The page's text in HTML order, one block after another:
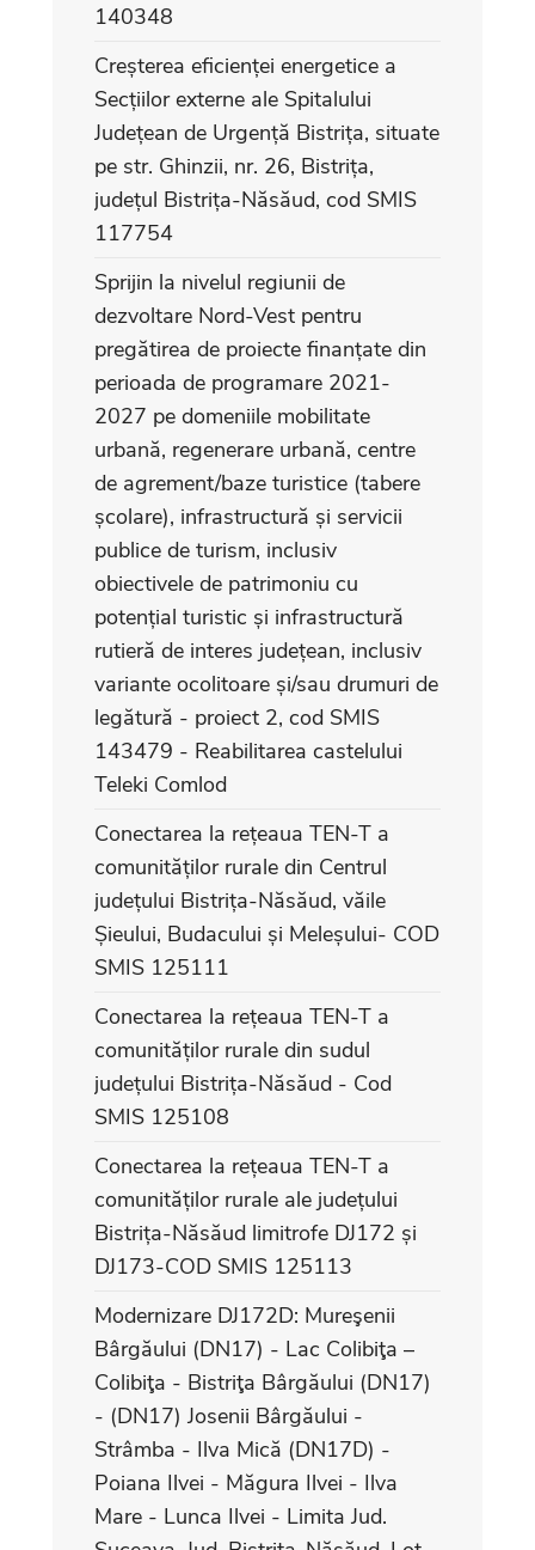
140348
Creșterea eficienței energetice a
Secțiilor externe ale Spitalului
Județean de Urgență Bistrița, situate
pe str. Ghinzii, nr. 26, Bistrița,
județul Bistrița-Năsăud, cod SMIS
117754
Sprijin la nivelul regiunii de
dezvoltare Nord-Vest pentru
pregătirea de proiecte finanțate din
perioada de programare 2021-
2027 pe domeniile mobilitate
urbană, regenerare urbană, centre
de agrement/baze turistice (tabere
școlare), infrastructură și servicii
publice de turism, inclusiv
obiectivele de patrimoniu cu
potențial turistic și infrastructură
rutieră de interes județean, inclusiv
variante ocolitoare și/sau drumuri de
legătură - proiect 2, cod SMIS
143479 - Reabilitarea castelului
Teleki Comlod
Conectarea la rețeaua TEN-T a
comunităților rurale din Centrul
județului Bistrița-Năsăud, văile
Șieului, Budacului și Meleșului- COD
SMIS 125111
Conectarea la rețeaua TEN-T a
comunităților rurale din sudul
județului Bistrița-Năsăud - Cod
SMIS 125108
Conectarea la rețeaua TEN-T a
comunităților rurale ale județului
Bistrița-Năsăud limitrofe DJ172 și
DJ173-COD SMIS 125113
Modernizare DJ172D: Mureşenii
Bârgăului (DN17) - Lac Colibiţa –
Colibiţa - Bistriţa Bârgăului (DN17)
- (DN17) Josenii Bârgăului -
Strâmba - Ilva Mică (DN17D) -
Poiana Ilvei - Măgura Ilvei - Ilva
Mare - Lunca Ilvei - Limita Jud.